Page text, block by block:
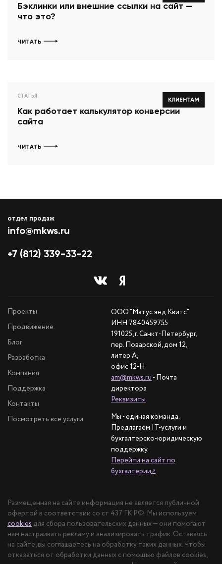
Бэклинки или внешние ссылки на сайт —
что это?
ЧИТАТЬ
КЛИЕНТАМ
СТАТЬЯ
Как работает калькулятор конверсии
сайта
ЧИТАТЬ
отдел продаж
info@mkws.ru
+7 (812) 339-33-22
ООО "Матус энд Квитс"
ИНН 7840459755
191025, г. Санкт-Петербург,
пер. Поварской, дом 12,
литер А,
офис 12-Н
am@mkws.ru- Почта
директора
Реквизиты
Мы - единая команда.
Предлагаем IT-услуги и
бухгалтерско-юридическую
поддержку.
Перейти на сайт по
бухгалтерии↗
Проекты
Продвижение
Блог
Разработка
Компания
Поддержка
Контакты
Посмотреть все услуги
Размещенная на сайте информация не является публичной
офертой в соответствии со ст 437 ГК РФ. Мы используем
cookies для сбора пользовательских данных — они помогают
нам настраивать рекламу и анализировать трафик. Оставаясь
на сайте, вы соглашаетесь на обработку таких данных. Чтобы
отказаться от обработки данных с помощью файлов cookies,